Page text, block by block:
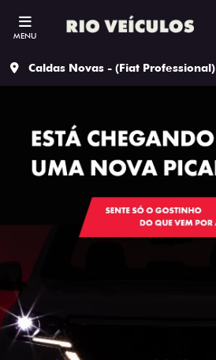
MENU
Caldas Novas - (Fiat Professional)